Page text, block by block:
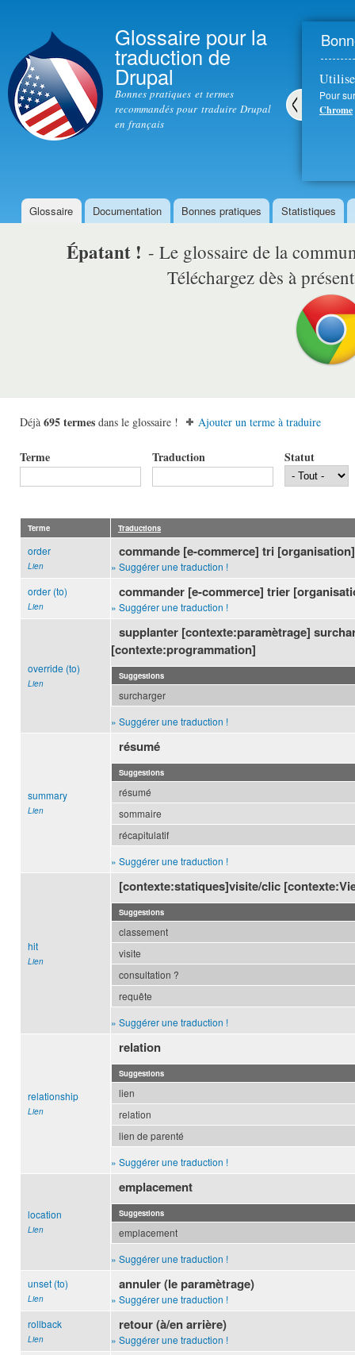
Glossaire pour la
traduction de
Drupal
Bonnes pratiques et termes
recommandés pour traduire Drupal
en français
Pour
Chrome
Menu principal
Glossaire Documentation Bonnes pratiques Statistiques
Épatant ! - Le glossaire de la
Téléchargez dès à
Déjà 695 termes dans le glossaire ! Ajouter un terme à traduire
Terme Traduction Statut
Terme Traductions
order
Lien
commande [e-commerce] tri [organisation]
» Suggérer une traduction !
order (to)
Lien
commander [e-commerce] trier
» Suggérer une traduction !
override (to)
Lien
supplanter [contexte:paramètrage]
[contexte:programmation]
Suggestions
surcharger
» Suggérer une traduction !
summary
Lien
résumé
Suggestions
résumé
sommaire
récapitulatif
» Suggérer une traduction !
hit
Lien
[contexte:statiques]visite/clic
Suggestions
classement
visite
consultation ?
requête
» Suggérer une traduction !
relationship
Lien
relation
Suggestions
lien
relation
lien de parenté
» Suggérer une traduction !
location
Lien
emplacement
Suggestions
emplacement
» Suggérer une traduction !
unset (to)
Lien
annuler (le paramètrage)
» Suggérer une traduction !
rollback
Lien
retour (à/en arrière)
» Suggérer une traduction !